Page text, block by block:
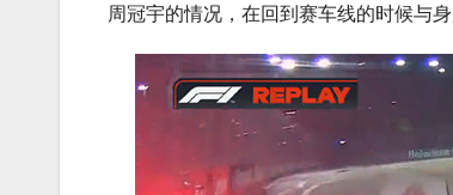
周冠宇的情况，在回到赛车线的时候与